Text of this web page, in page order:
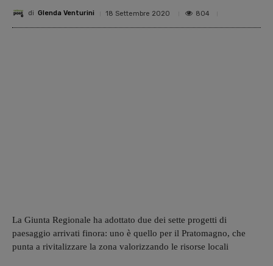
di Glenda Venturini 18 Settembre 2020 804
La Giunta Regionale ha adottato due dei sette progetti di
paesaggio arrivati finora: uno è quello per il Pratomagno, che
punta a rivitalizzare la zona valorizzando le risorse locali